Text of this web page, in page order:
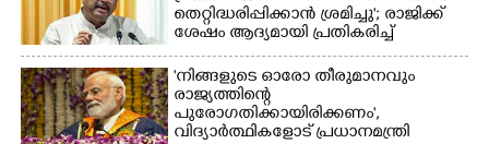
തെറ്റിദ്ധരിപ്പിക്കാൻ ശ്രമിച്ചു'; രാജിക്ക്
ശേഷം ആദ്യമായി പ്രതികരിച്ച്
ധർമ്മേന്ദ്ര പ്രധാൻ
'നിങ്ങളുടെ ഓരോ തീരുമാനവും
രാജ്യത്തിന്റെ
പുരോഗതിക്കായിരിക്കണം',​
വിദ്യാർത്ഥികളോട് പ്രധാനമന്ത്രി